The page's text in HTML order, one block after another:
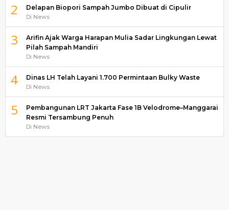
2 Delapan Biopori Sampah Jumbo Dibuat di Cipulir
Di News
3
Arifin Ajak Warga Harapan Mulia Sadar Lingkungan Lewat
Pilah Sampah Mandiri
Di News
4 Dinas LH Telah Layani 1.700 Permintaan Bulky Waste
Di News
5
Pembangunan LRT Jakarta Fase 1B Velodrome–Manggarai
Resmi Tersambung Penuh
Di News